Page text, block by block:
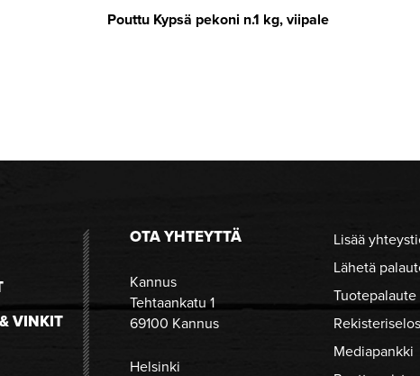
Pouttu Kypsä pekoni n.1 kg, viipale
VINKIT
OTA YHTEYTTÄ
Kannus
Tehtaankatu 1
69100 Kannus
Helsinki
Lisää
Lähetä
Tuotepalaute
Mediapankki